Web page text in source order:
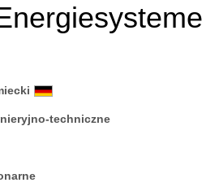
techniczne